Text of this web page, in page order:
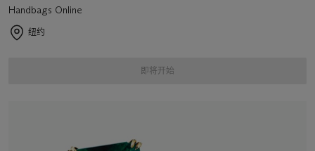
Handbags Online
纽约
即将开始